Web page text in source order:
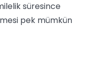
süresince
pek mümkün